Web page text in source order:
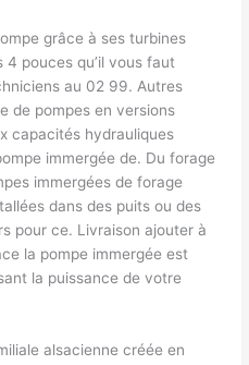
grâce à ses turbines
4 pouces qu’il vous faut
au 02 99. Autres
de pompes en versions
capacités hydrauliques
immergée de. Du forage
immergées de forage
dans des puits ou des
pour ce. Livraison ajouter à
la pompe immergée est
la puissance de votre
alsacienne créée en